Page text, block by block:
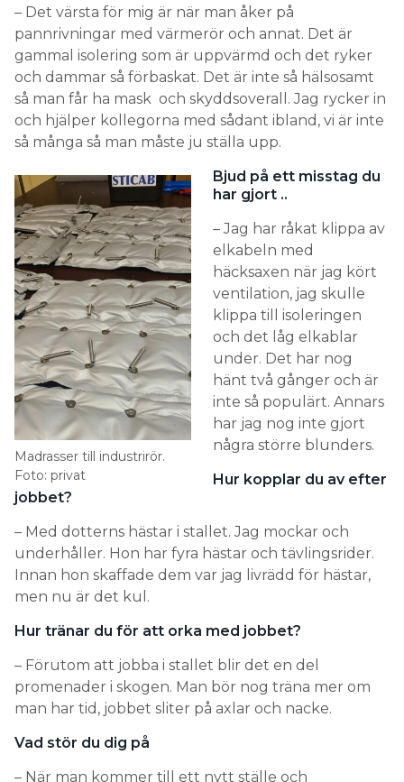
– Det värsta för mig är när man åker på
pannrivningar med värmerör och annat. Det är
gammal isolering som är uppvärmd och det ryker
och dammar så förbaskat. Det är inte så hälsosamt
så man får ha mask och skyddsoverall. Jag rycker in
och hjälper kollegorna med sådant ibland, vi är inte
så många så man måste ju ställa upp.
Madrasser till industrirör.
Foto: privat
Bjud på ett misstag du
har gjort ..
– Jag har råkat klippa av
elkabeln med
häcksaxen när jag kört
ventilation, jag skulle
klippa till isoleringen
och det låg elkablar
under. Det har nog
hänt två gånger och är
inte så populärt. Annars
har jag nog inte gjort
några större blunders.
Hur kopplar du av efter
jobbet?
– Med dotterns hästar i stallet. Jag mockar och
underhåller. Hon har fyra hästar och tävlingsrider.
Innan hon skaffade dem var jag livrädd för hästar,
men nu är det kul.
Hur tränar du för att orka med jobbet?
– Förutom att jobba i stallet blir det en del
promenader i skogen. Man bör nog träna mer om
man har tid, jobbet sliter på axlar och nacke.
Vad stör du dig på
– När man kommer till ett nytt ställe och